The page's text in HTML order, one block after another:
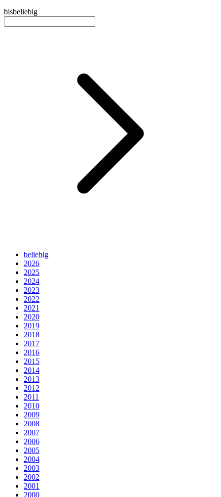
bisbeliebig
beliebig
2026
2025
2024
2023
2022
2021
2020
2019
2018
2017
2016
2015
2014
2013
2012
2011
2010
2009
2008
2007
2006
2005
2004
2003
2002
2001
2000